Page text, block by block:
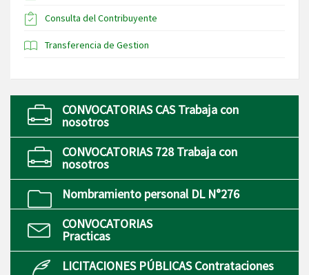
Consulta del Contribuyente
Transferencia de Gestion
CONVOCATORIAS CAS Trabaja con
nosotros
CONVOCATORIAS 728 Trabaja con
nosotros
Nombramiento personal DL N°276
CONVOCATORIAS
Practicas
LICITACIONES PÚBLICAS Contrataciones